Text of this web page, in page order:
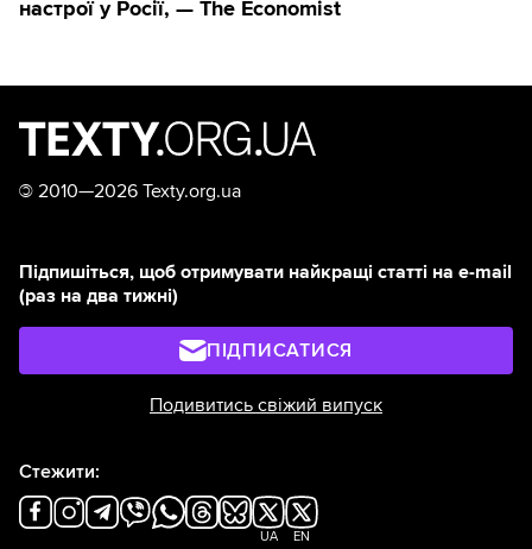
настрої у Росії, — The Economist
© 2010—2026 Texty.org.ua
Підпишіться, щоб отримувати найкращі статті на e-mail
(раз на два тижні)
ПІДПИСАТИСЯ
Подивитись свіжий випуск
Стежити:
UA EN